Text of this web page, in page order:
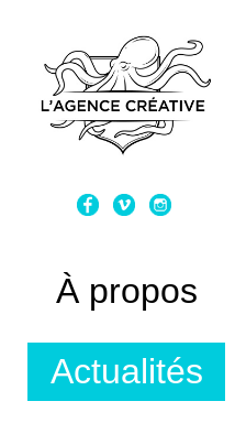
À propos
Actualités